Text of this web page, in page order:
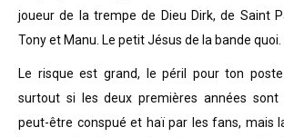
joueur de la trempe de Dieu Dirk, de Saint
Tony et Manu. Le petit Jésus de la bande quoi.
Le risque est grand, le péril pour ton
surtout si les deux premières années sont
peut-être conspué et haï par les fans, mais